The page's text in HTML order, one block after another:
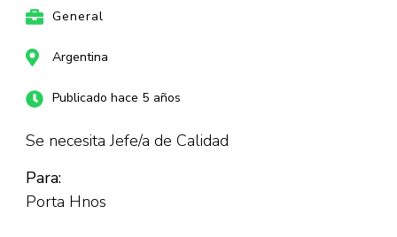
General
Argentina
Publicado hace 5 años
Se necesita Jefe/a de Calidad
Para:
Porta Hnos